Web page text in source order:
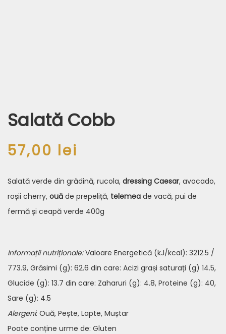
Salată Cobb
57,00 lei
Salată verde din grădină, rucola, dressing Caesar, avocado,
roșii cherry, ouă de prepeliță, telemea de vacă, pui de
fermă și ceapă verde 400g
Informații nutriționale:Valoare Energetică (kJ/kcal): 3212.5 /
773.9, Grăsimi (g): 62.6 din care: Acizi grași saturați (g) 14.5,
Glucide (g): 13.7 din care: Zaharuri (g): 4.8, Proteine (g): 40,
Sare (g): 4.5
Alergeni: Ouă, Pește, Lapte, Muștar
Poate conține urme de: Gluten